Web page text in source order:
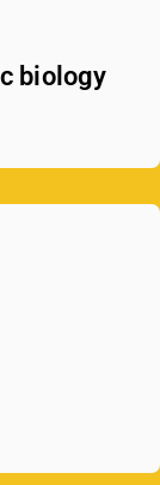
biology